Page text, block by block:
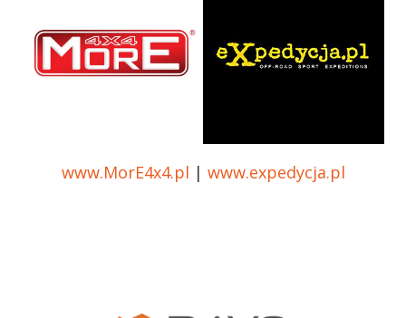
www.MorE4x4.pl | www.expedycja.pl